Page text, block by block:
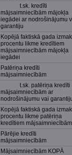
t.sk. kredīti
mājsaimniecībām mājokļa
iegādei ar nodrošinājumu
garantiju
Kopējā faktiskā gada
procentu likme kredītiem
mājsaimniecībām mājokļa
iegādei
Patēriņa kredīti
mājsaimniecībām
t.sk. patēriņa kredīti
mājsaimniecībām ar
nodrošinājumu vai
Kopējā faktiskā gada
procentu likme patēriņa
kredītiem mājsaimniecībām
Pārējie kredīti
mājsaimniecībām
Mājsaimniecībām KOPĀ